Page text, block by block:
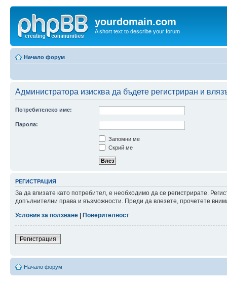
yourdomain.com
A short text to describe your forum
Начало форум
Администратора изисква да бъдете регистриран и
Потребителско име:
Парола:
Запомни ме
Скрий ме
РЕГИСТРАЦИЯ
За да влизате като потребител, е необходимо да се регистрирате.
допълнителни права и възможности. Преди да влезете, прочетете
Условия за ползване
Поверителност
Регистрация
Начало форум